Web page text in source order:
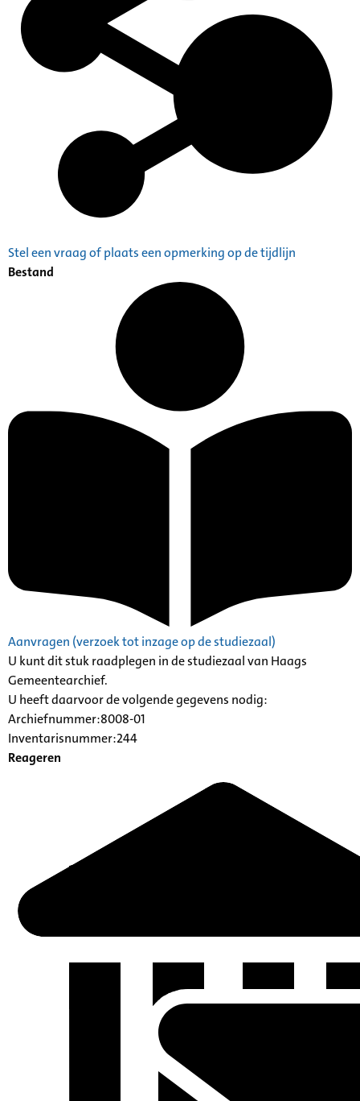
Stel een vraag of plaats een opmerking op de tijdlijn
Bestand
Aanvragen (verzoek tot inzage op de studiezaal)
U kunt dit stuk raadplegen in de studiezaal van Haags
Gemeentearchief.
U heeft daarvoor de volgende gegevens nodig:
Archiefnummer:8008-01
Inventarisnummer:244
Reageren